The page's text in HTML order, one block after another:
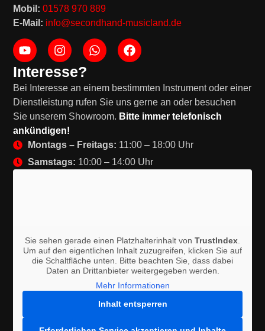
Mobil: 01578 970 889
E-Mail: info@secondhand-musicland.de
Interesse?
Bei Interesse an einem bestimmten Instrument oder einer
Dienstleistung rufen Sie uns gerne an oder besuchen
Sie unserem Showroom. Bitte immer telefonisch
ankündigen!
Montags – Freitags: 11:00 – 18:00 Uhr
Samstags: 10:00 – 14:00 Uhr
Sie sehen gerade einen Platzhalterinhalt von TrustIndex
Um auf den eigentlichen Inhalt zuzugreifen, klicken Sie auf
die Schaltfläche unten. Bitte beachten Sie, dass dabei
Daten an Drittanbieter weitergegeben werden.
Mehr Informationen
Inhalt entsperren